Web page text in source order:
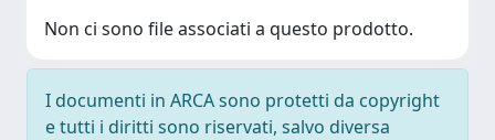
Non ci sono file associati a questo prodotto.
I documenti in ARCA sono protetti da copyright
e tutti i diritti sono riservati, salvo diversa